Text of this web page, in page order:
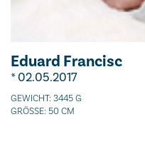
Eduard Francisc
* 02.05.2017
GEWICHT: 3445 G
GRÖSSE: 50 CM